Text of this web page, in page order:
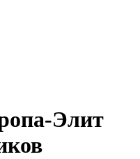
Элит